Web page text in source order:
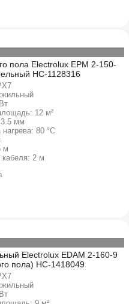
пола Electrolux EPM 2-150-
НС-1128316
12 м²
3.5 мм
80 °С
м
2 м
Electrolux EDAM 2-160-9
пола) НС-1418049